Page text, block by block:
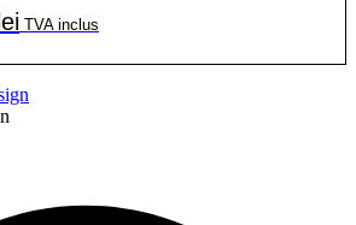
leiPrețul
curent
este:
TVA inclus